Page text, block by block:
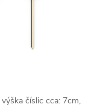
číslic cca: 7cm,